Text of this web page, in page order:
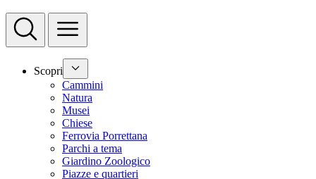
Scopri
Cammini
Natura
Musei
Chiese
Ferrovia Porrettana
Parchi a tema
Giardino Zoologico
Piazze e quartieri